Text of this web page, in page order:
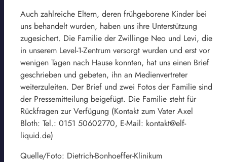
Auch zahlreiche Eltern, deren frühgeborene Kinder bei
uns behandelt wurden, haben uns ihre Unterstützung
zugesichert. Die Familie der Zwillinge Neo und Levi, die
in unserem Level-1-Zentrum versorgt wurden und erst vor
wenigen Tagen nach Hause konnten, hat uns einen Brief
geschrieben und gebeten, ihn an Medienvertreter
weiterzuleiten. Der Brief und zwei Fotos der Familie sind
der Pressemitteilung beigefügt. Die Familie steht für
Rückfragen zur Verfügung (Kontakt zum Vater Axel
Bloth: Tel.: 0151 50602770, E-Mail: kontakt@elf-
liquid.de)
Quelle/Foto: Dietrich-Bonhoeffer-Klinikum